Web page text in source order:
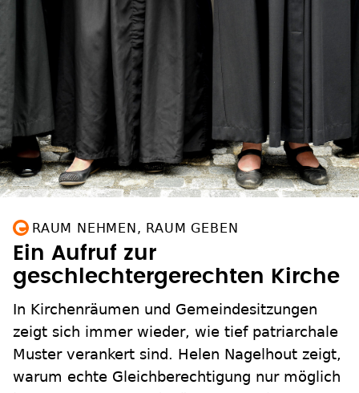
RAUM NEHMEN, RAUM GEBEN
Ein Aufruf zur
geschlechtergerechten Kirche
In Kirchenräumen und Gemeindesitzungen
zeigt sich immer wieder, wie tief patriarchale
Muster verankert sind. Helen Nagelhout zeigt,
warum echte Gleichberechtigung nur möglich